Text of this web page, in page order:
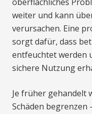
weiter und kann
verursachen. Eine
sorgt dafür, dass
entfeuchtet werden
sichere Nutzung
Je früher gehandelt
Schäden begrenzen